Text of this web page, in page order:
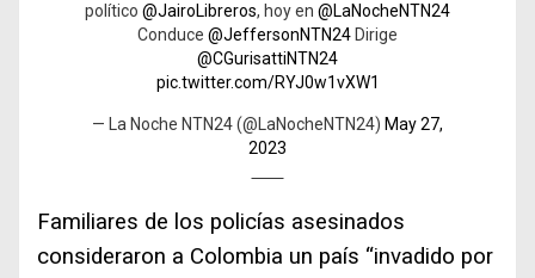
político @JairoLibreros, hoy en @LaNocheNTN24
Conduce @JeffersonNTN24 Dirige
@CGurisattiNTN24
pic.twitter.com/RYJ0w1vXW1
— La Noche NTN24 (@LaNocheNTN24) May 27,
2023
Familiares de los policías asesinados
consideraron a Colombia un país “invadido por